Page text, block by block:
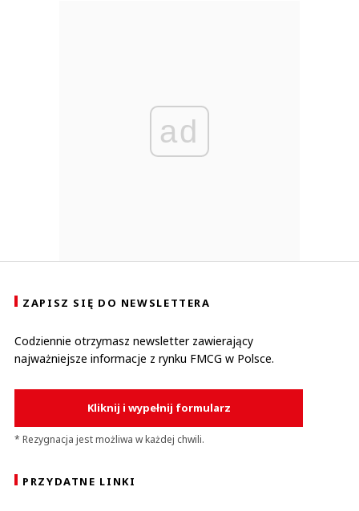
ad
ZAPISZ SIĘ DO NEWSLETTERA
Codziennie otrzymasz newsletter zawierający
najważniejsze informacje z rynku FMCG w Polsce.
Kliknij i wypełnij formularz
* Rezygnacja jest możliwa w każdej chwili.
PRZYDATNE LINKI